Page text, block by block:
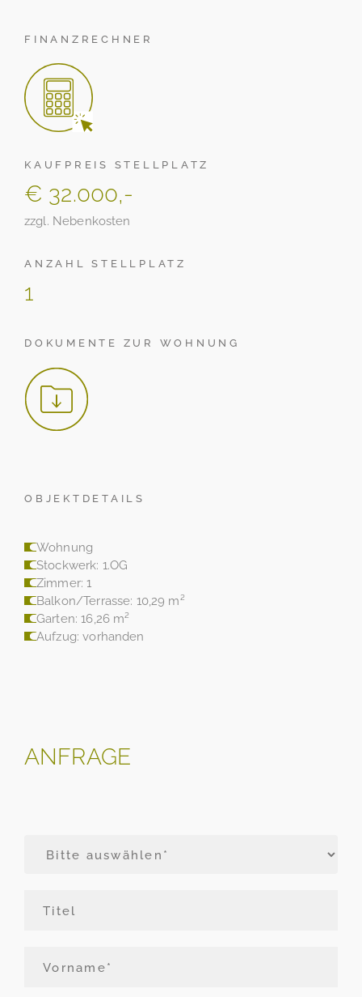
FINANZRECHNER
KAUFPREIS STELLPLATZ
€ 32.000,-
zzgl. Nebenkosten
ANZAHL STELLPLATZ
1
DOKUMENTE ZUR WOHNUNG
OBJEKTDETAILS
Wohnung
Stockwerk: 1.OG
Zimmer: 1
Balkon/Terrasse: 10,29 m²
Garten: 16,26 m²
Aufzug: vorhanden
ANFRAGE